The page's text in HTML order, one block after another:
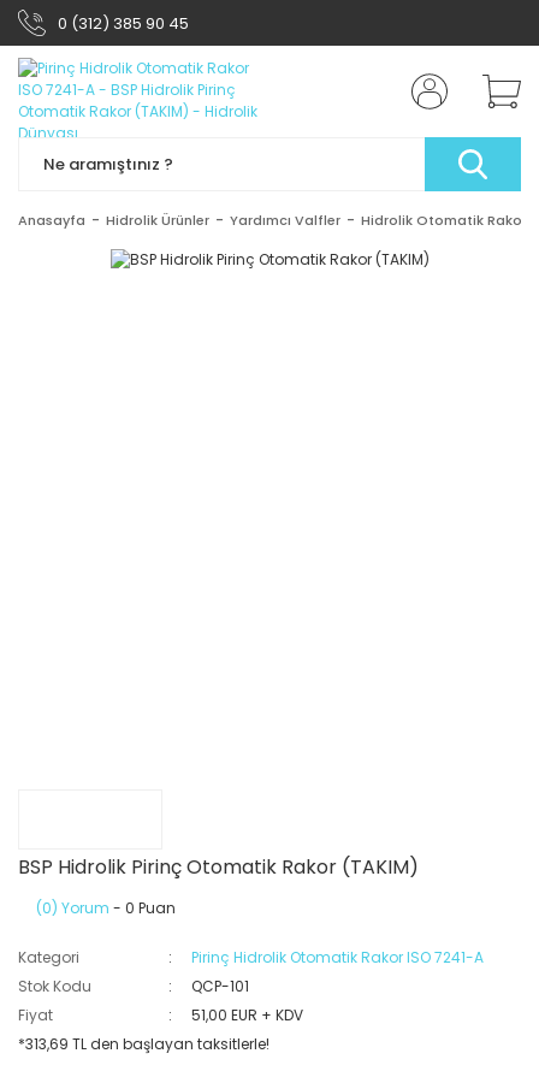
0 (312) 385 90 45
Anasayfa Hidrolik Ürünler Yardımcı Valfler Hidrolik Otomatik Rakor
BSP Hidrolik Pirinç Otomatik Rakor (TAKIM)
(0) Yorum - 0 Puan
Kategori
Pirinç Hidrolik Otomatik Rakor ISO 7241-A
Stok Kodu
QCP-101
Fiyat
51,00 EUR + KDV
*313,69 TL den başlayan taksitlerle!